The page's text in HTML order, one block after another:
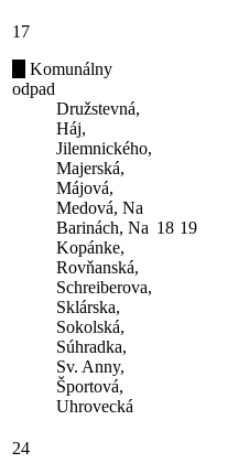
17
Komunálny
odpad
Družstevná,
Háj,
Jilemnického,
Majerská,
Májová,
Medová, Na
Barinách, Na
Kopánke,
Rovňanská,
Schreiberova,
Sklárska,
Sokolská,
Súhradka,
Sv. Anny,
Športová,
Uhrovecká
18 19
24